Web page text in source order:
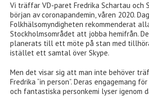
Vi träffar VD-paret Fredrika Schartau och
början av coronapandemin, våren 2020.
Folkhälsomyndigheten rekommenderat
Stockholmsområdet att jobba hemifrån.
planerats till ett möte på stan med
istället ett samtal över Skype.
Men det visar sig att man inte behöver
Fredrika “in person”. Deras engagemang för
och fantastiska personkemi lyser igenom